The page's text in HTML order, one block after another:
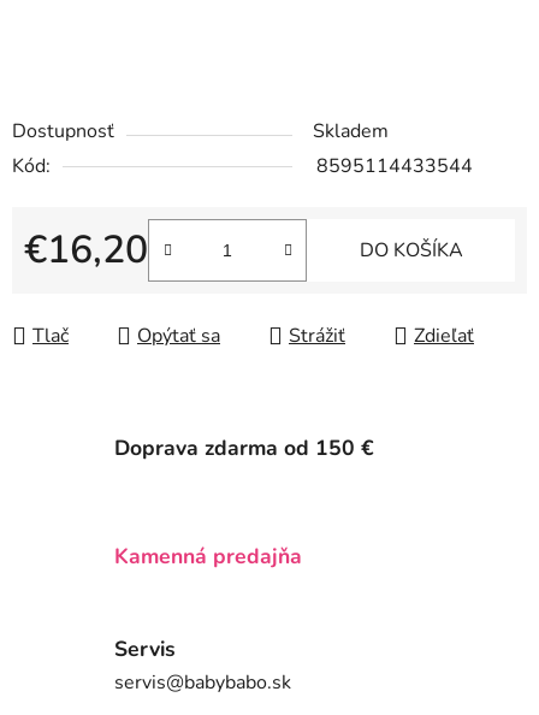
Dostupnosť
Skladem
Kód:
8595114433544
€16,20
Jednotková cena:
DO KOŠÍKA
Tlač Opýtať sa Strážiť Zdieľať
Doprava zdarma od 150 €
Kamenná predajňa
Servis
servis@babybabo.sk